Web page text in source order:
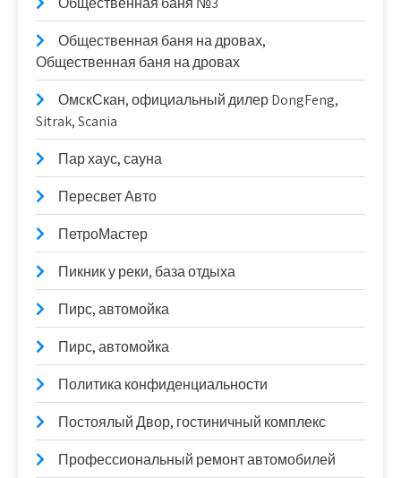
Общественная баня на дровах,
Общественная баня на дровах
ОмскСкан, официальный дилер DongFeng,
Sitrak, Scania
Пар хаус, сауна
Пересвет Авто
ПетроМастер
Пикник у реки, база отдыха
Пирс, автомойка
Пирс, автомойка
Политика конфиденциальности
Постоялый Двор, гостиничный комплекс
Профессиональный ремонт автомобилей